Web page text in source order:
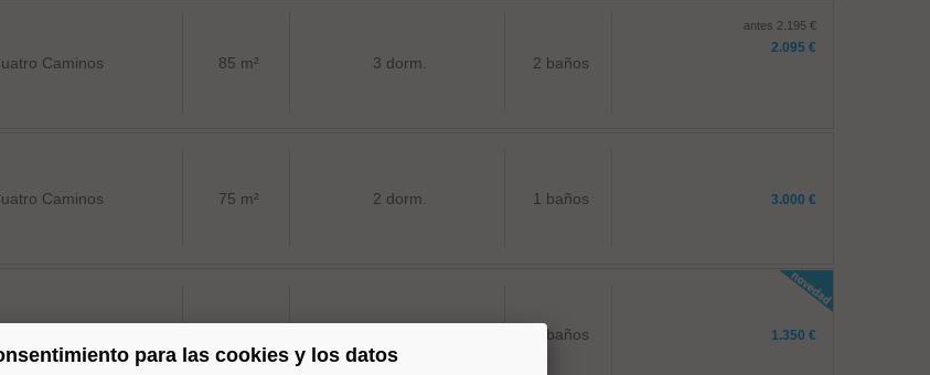
Caminos 85 m² 3 dorm. 2 baños
antes 2.195 €
2.095 €
Caminos 75 m² 2 dorm. 1 baños 3.000 €
1 baños 1.350 €
para las cookies y los datos